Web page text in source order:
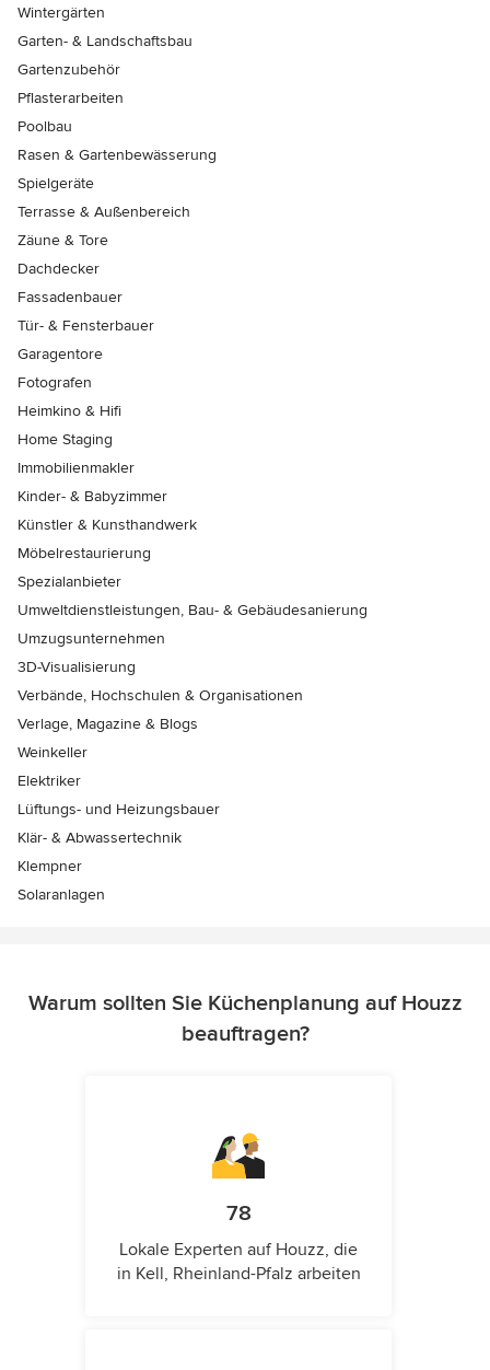
Wintergärten
Garten- & Landschaftsbau
Gartenzubehör
Pflasterarbeiten
Poolbau
Rasen & Gartenbewässerung
Spielgeräte
Terrasse & Außenbereich
Zäune & Tore
Dachdecker
Fassadenbauer
Tür- & Fensterbauer
Garagentore
Fotografen
Heimkino & Hifi
Home Staging
Immobilienmakler
Kinder- & Babyzimmer
Künstler & Kunsthandwerk
Möbelrestaurierung
Spezialanbieter
Umweltdienstleistungen, Bau- & Gebäudesanierung
Umzugsunternehmen
3D-Visualisierung
Verbände, Hochschulen & Organisationen
Verlage, Magazine & Blogs
Weinkeller
Elektriker
Lüftungs- und Heizungsbauer
Klär- & Abwassertechnik
Klempner
Solaranlagen
Warum sollten Sie Küchenplanung auf Houzz
beauftragen?
78
Lokale Experten auf Houzz, die
in Kell, Rheinland-Pfalz arbeiten